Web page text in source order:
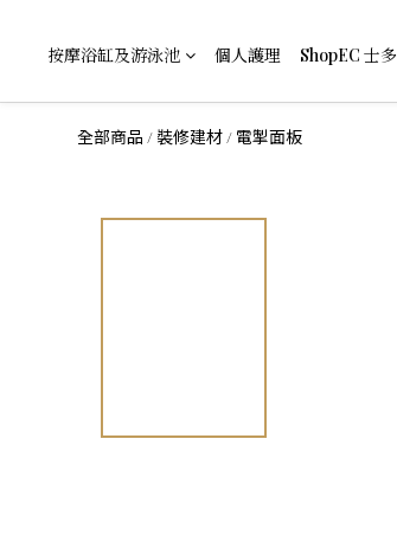
按摩浴缸及游泳池 個人護理 ShopEC 士多
全部商品 / 裝修建材 / 電掣面板